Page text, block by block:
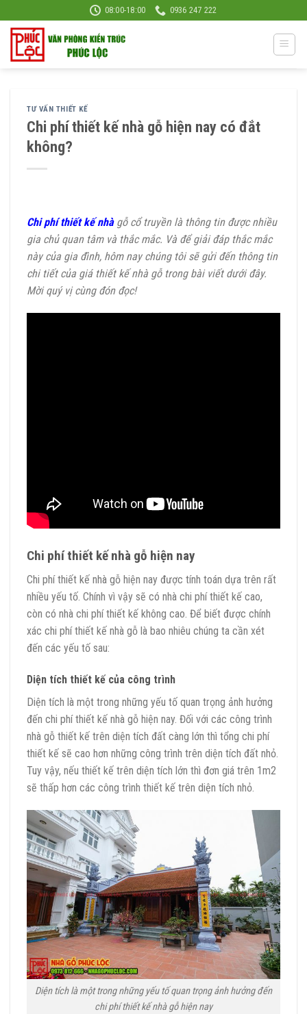
to
content
08:00-18:00 0936 247 222
TƯ VẤN THIẾT KẾ
Chi phí thiết kế nhà gỗ hiện nay có đắt
không?
Chi phí thiết kế nhàgỗ cổ truyền là thông tin được nhiều
gia chủ quan tâm và thắc mắc. Và để giải đáp thắc mắc
này của gia đình, hôm nay chúng tôi sẽ gửi đến thông tin
chi tiết của giá thiết kế nhà gỗ trong bài viết dưới đây.
Mời quý vị cùng đón đọc!
Chi phí thiết kế nhà gỗ hiện nay
Chi phí thiết kế nhà gỗ hiện nay được tính toán dựa trên rất
nhiều yếu tố. Chính vì vậy sẽ có nhà chi phí thiết kế cao,
còn có nhà chi phí thiết kế không cao. Để biết được chính
xác chi phí thiết kế nhà gỗ là bao nhiêu chúng ta cần xét
đến các yếu tố sau:
Diện tích thiết kế của công trình
Diện tích là một trong những yếu tố quan trọng ảnh hưởng
đến chi phí thiết kế nhà gỗ hiện nay. Đối với các công trình
nhà gỗ thiết kế trên diện tích đất càng lớn thì tổng chi phí
thiết kế sẽ cao hơn những công trình trên diện tích đất nhỏ.
Tuy vậy, nếu thiết kế trên diện tích lớn thì đơn giá trên 1m2
sẽ thấp hơn các công trình thiết kế trên diện tích nhỏ.
Diện tích là một trong những yếu tố quan trọng ảnh hưởng đến
chi phí thiết kế nhà gỗ hiện nay